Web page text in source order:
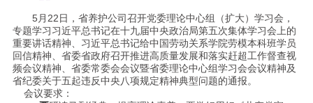
5月22日，省养护公司召开党委理论中心组（扩大）学习会，
专题学习习近平总书记在十九届中央政治局第五次集体学习会上的
重要讲话精神、习近平总书记给中国劳动关系学院劳模本科班学员
回信精神、省委省政府召开推进高质量发展和落实赶超工作督查视
频会议精神、省委常委会会议暨省委理论中心组学习会会议精神及
省纪委关于五起违反中央八项规定精神典型问题的通报。
会议要求：